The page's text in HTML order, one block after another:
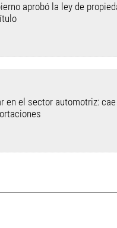
aprobó la ley de
en el sector automotriz: